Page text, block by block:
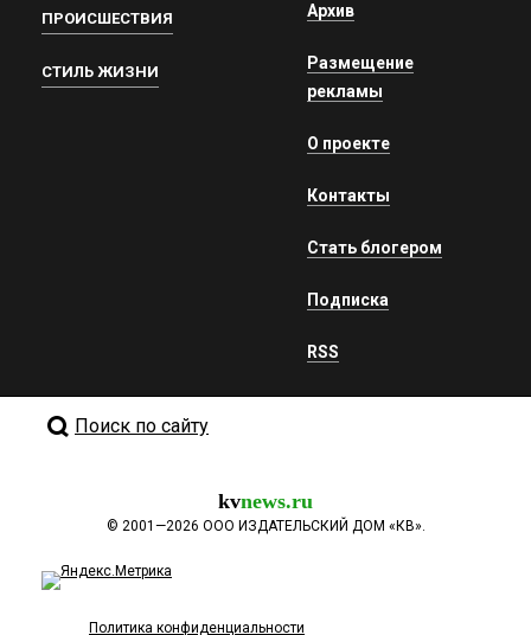
ПРОИСШЕСТВИЯ
СТИЛЬ ЖИЗНИ
Архив
Размещение
рекламы
О проекте
Контакты
Стать блогером
Подписка
RSS
Поиск по сайту
kvnews.ru
© 2001—2026 ООО ИЗДАТЕЛЬСКИЙ ДОМ «КВ».
Политика конфиденциальности